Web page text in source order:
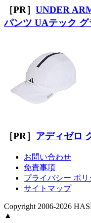
［PR］ UNDER
パンツ UAテック
［PR］ アディゼロ
お問い合わせ
免責事項
プライバシー ポリ
サイトマップ
Copyright 2006-2026
▲